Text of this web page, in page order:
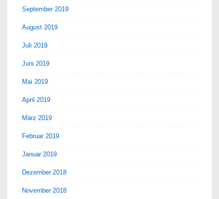
September 2019
August 2019
Juli 2019
Juni 2019
Mai 2019
April 2019
März 2019
Februar 2019
Januar 2019
Dezember 2018
November 2018